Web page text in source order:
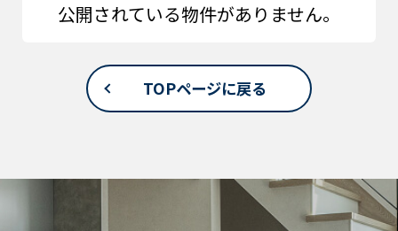
公開されている物件がありません。
TOPページに戻る